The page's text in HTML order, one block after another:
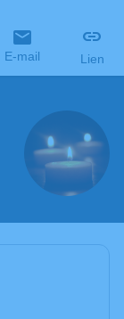
E-mail Lien